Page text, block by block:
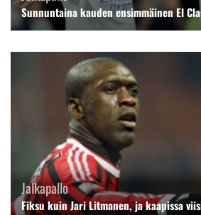
Sunnuntaina kauden ensimmäinen El
Jalkapallo
Fiksu kuin Jari Litmanen, ja kaapissa